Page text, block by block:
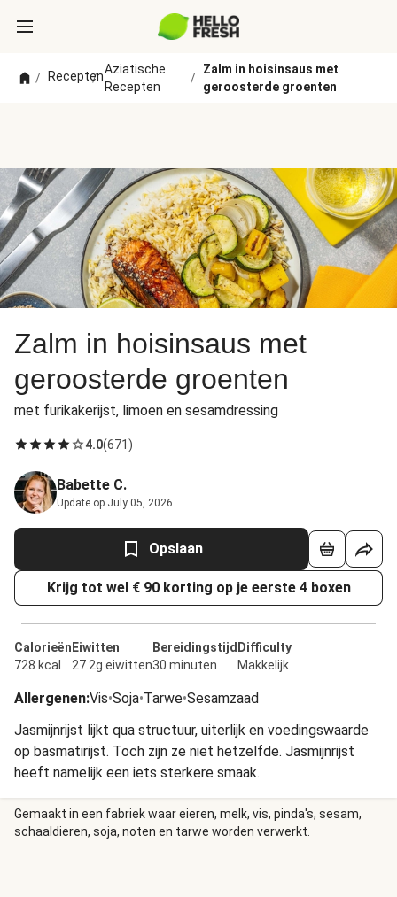
/ Recepten
/
Aziatische
Recepten
/
Zalm in hoisinsaus met
geroosterde groenten
Zalm in hoisinsaus met
geroosterde groenten
met furikakerijst, limoen en sesamdressing
4.0(671 )
Babette C.
Update op July 05, 2026
Opslaan
Krijg tot wel € 90 korting op je eerste 4 boxen
Calorieën
728 kcal
Eiwitten
27.2g eiwitten
Bereidingstijd
30 minuten
Difficulty
Makkelijk
Allergenen:Vis•Soja•Tarwe•Sesamzaad
Jasmijnrijst lijkt qua structuur, uiterlijk en voedingswaarde
op basmatirijst. Toch zijn ze niet hetzelfde. Jasmijnrijst
heeft namelijk een iets sterkere smaak.
Gemaakt in een fabriek waar eieren, melk, vis, pinda's, sesam,
schaaldieren, soja, noten en tarwe worden verwerkt.